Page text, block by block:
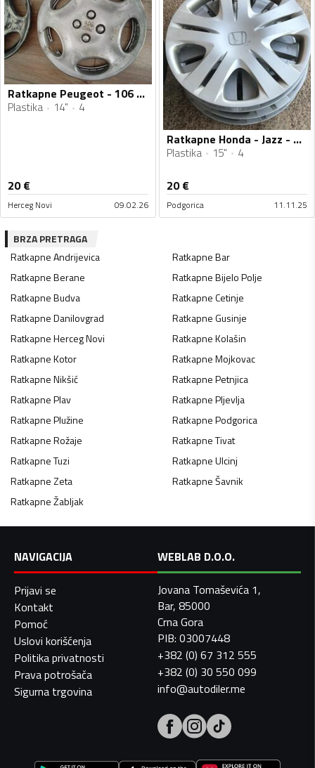
Ratkapne Peugeot - 106 - 14" - 4 kom.
Plastika 14" 4
20€
Herceg Novi 09.02.26
Ratkapne Honda - Jazz - 15" - 4 kom.
Plastika 15" 4
20€
Podgorica 11.11.25
BRZA PRETRAGA
RatkapneAndrijevica RatkapneBar
RatkapneBerane RatkapneBijelo Polje
RatkapneBudva RatkapneCetinje
RatkapneDanilovgrad RatkapneGusinje
RatkapneHerceg Novi RatkapneKolašin
RatkapneKotor RatkapneMojkovac
RatkapneNikšić RatkapnePetnjica
RatkapnePlav RatkapnePljevlja
RatkapnePlužine RatkapnePodgorica
RatkapneRožaje RatkapneTivat
RatkapneTuzi RatkapneUlcinj
RatkapneZeta RatkapneŠavnik
RatkapneŽabljak
NAVIGACIJA
Prijavi se
Kontakt
Pomoć
Uslovi korišćenja
Politika privatnosti
Prava potrošača
Sigurna trgovina
WEBLAB D.O.O.
Jovana Tomaševića 1,
Bar, 85000
Crna Gora
PIB: 03007448
+382 (0) 67 312 555
+382 (0) 30 550 099
info@autodiler.me